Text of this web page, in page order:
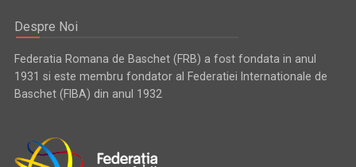
Despre Noi
Federatia Romana de Baschet (FRB) a fost fondata in anul
1931 si este membru fondator al Federatiei Internationale de
Baschet (FIBA) din anul 1932